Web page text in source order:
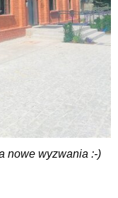
nowe wyzwania :-)